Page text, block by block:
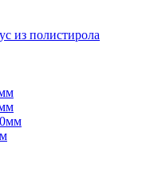
из полистирола